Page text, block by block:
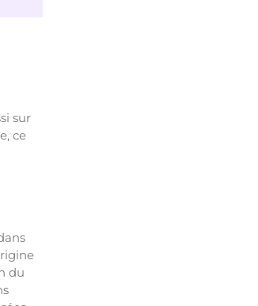
sur
ce
du